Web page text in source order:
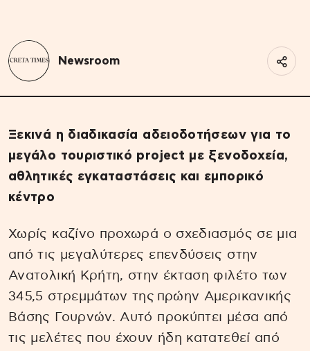
Newsroom
Ξεκινά η διαδικασία αδειοδοτήσεων για το
μεγάλο τουριστικό project με ξενοδοχεία,
αθλητικές εγκαταστάσεις και εμπορικό
κέντρο
Χωρίς καζίνο προχωρά ο σχεδιασμός σε μια
από τις μεγαλύτερες επενδύσεις στην
Ανατολική Κρήτη, στην έκταση φιλέτο των
345,5 στρεμμάτων της πρώην Αμερικανικής
Βάσης Γουρνών. Αυτό προκύπτει μέσα από
τις μελέτες που έχουν ήδη κατατεθεί από